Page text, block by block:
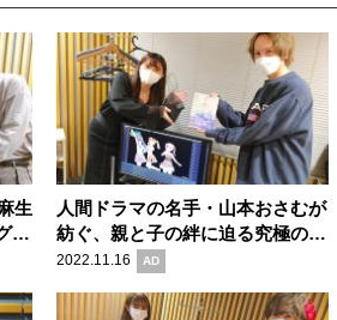
生
が
こ
人間ドラマの名手・山本おさむが
紡ぐ、親と子の絆に迫る究極の人
間臨終絵巻『父を焼く』の魅力
2022.11.16 AD